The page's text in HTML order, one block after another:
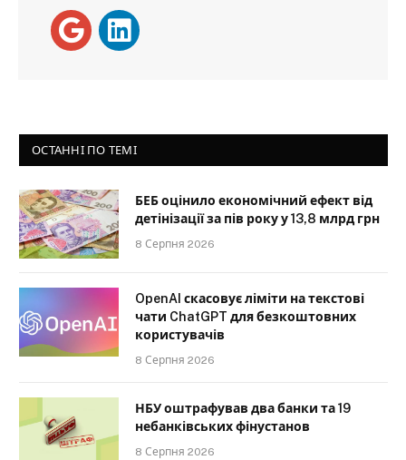
ОСТАННІ ПО ТЕМІ
БЕБ оцінило економічний ефект від
детінізації за пів року у 13,8 млрд грн
8 Серпня 2026
OpenAI скасовує ліміти на текстові
чати ChatGPT для безкоштовних
користувачів
8 Серпня 2026
НБУ оштрафував два банки та 19
небанківських фінустанов
8 Серпня 2026